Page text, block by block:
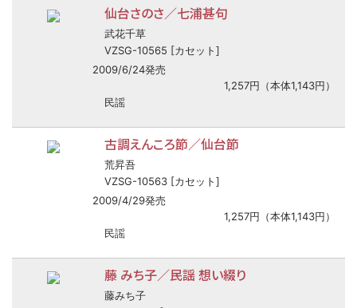
仙台さのさ／七浦甚句
武花千草
VZSG-10565 [カセット]
2009/6/24発売
1,257円（本体1,143円）
民謡
古調えんころ節／仙台節
荒昇吾
VZSG-10563 [カセット]
2009/4/29発売
1,257円（本体1,143円）
民謡
藤 みち子／民謡 想い綴り
藤みち子